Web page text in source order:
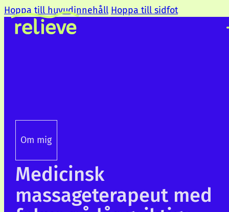
Hoppa till huvudinnehåll Hoppa till sidfot
Om mig
Medicinsk
massageterapeut med